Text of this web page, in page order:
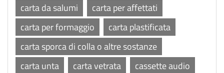
carta da salumi
carta per affettati
carta per formaggio
carta plastificata
carta sporca di colla o altre sostanze
carta unta
carta vetrata
cassette audio